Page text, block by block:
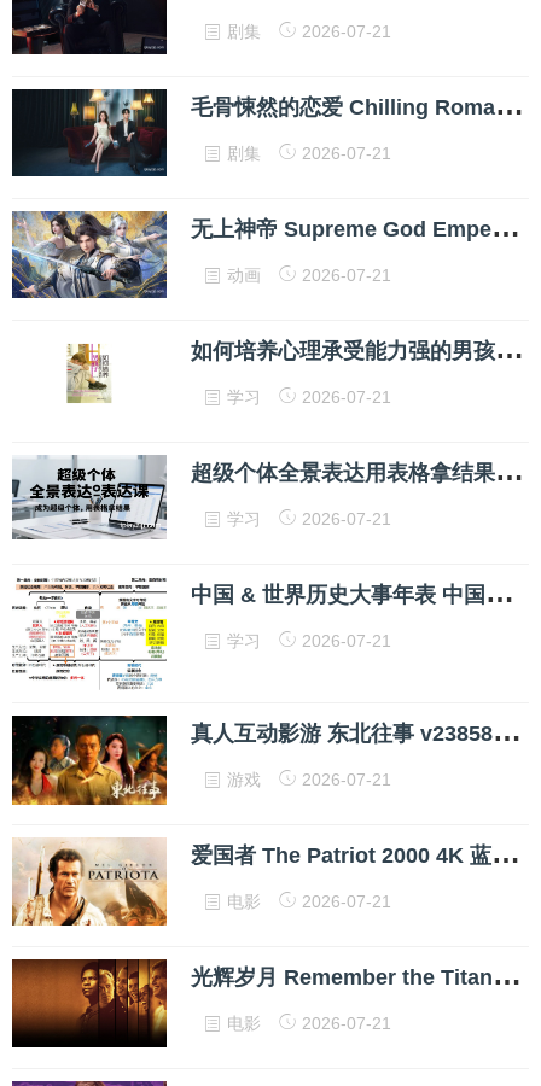
剧集 2026-07-21
毛
骨悚然的恋爱 Chilling Romance 2026 1080p 高清中字 网盘下载
剧集 2026-07-21
无
上神帝 Supreme God Emperor 2020 4K 臻彩 MAX 高清中字 网盘下载
动画 2026-07-21
如
何培养心理承受能力强的男孩子 林青 PDF 网盘下载
学习 2026-07-21
超
级个体全景表达用表格拿结果 学习资料
学习 2026-07-21
中
国 & 世界历史大事年表 中国古代史时间轴导图 朝代跨度表高清图
学习 2026-07-21
真
人互动影游 东北往事 v23858210 PC 中文破解版
游戏 2026-07-21
爱
国者 The Patriot 2000 4K 蓝光 HDR 英语中字 网盘下载
电影 2026-07-21
光
辉岁月 Remember the Titans 2000 1080p 韩语中字 网盘下载
电影 2026-07-21